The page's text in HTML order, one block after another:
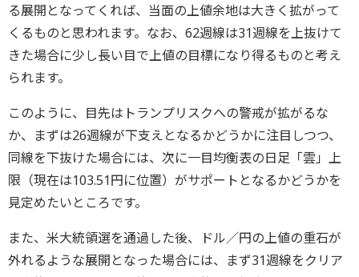
る展開となってくれば、当面の上値余地は大きく拡がって
くるものと思われます。なお、62週線は31週線を上抜けて
きた場合に少し長い目で上値の目標になり得るものと考え
られます。
このように、目先はトランプリスクへの警戒が拡がるな
か、まずは26週線が下支えとなるかどうかに注目しつつ、
同線を下抜けた場合には、次に一目均衡表の日足「雲」上
限（現在は103.51円に位置）がサポートとなるかどうかを
見定めたいところです。
また、米大統領選を通過した後、ドル／円の上値の重石が
外れるような展開となった場合には、まず31週線をクリア